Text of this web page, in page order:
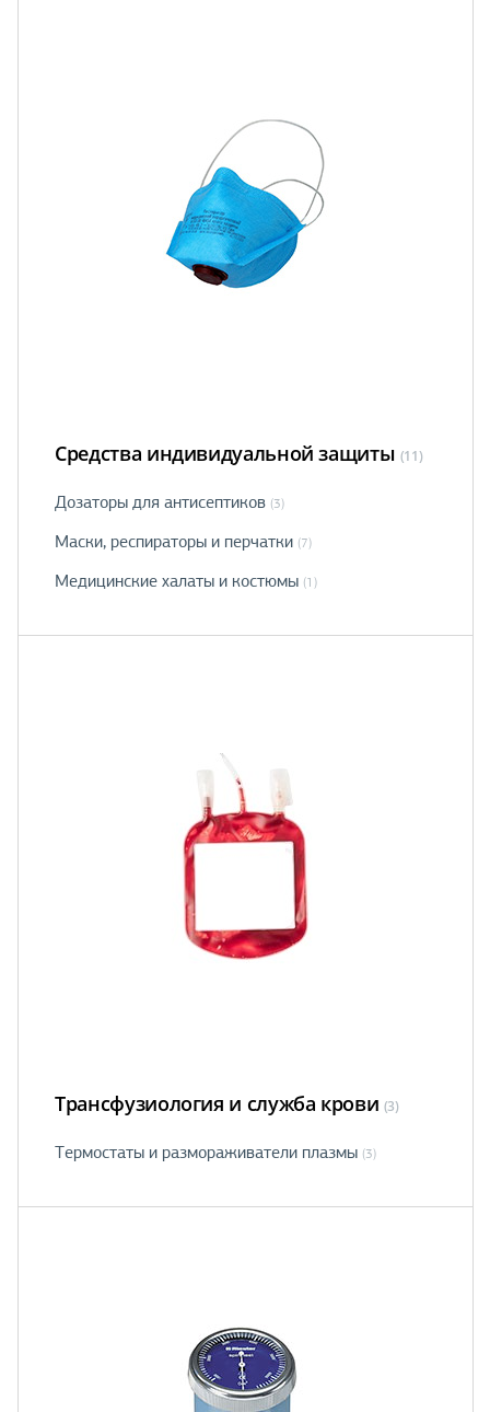
Средства индивидуальной защиты (11)
Дозаторы для антисептиков (3)
Маски, рeспираторы и перчатки (7)
Медицинские халаты и костюмы (1)
Трансфузиология и служба крови (3)
Термостаты и размораживатели плазмы (3)